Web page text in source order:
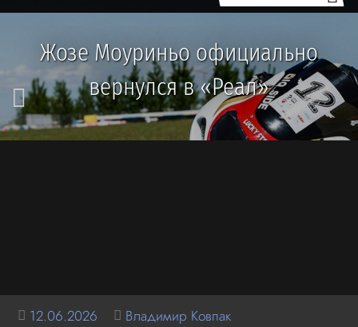
Жозе Моуриньо официально
вернулся в «Реал»
12.06.2026 Владимир Ковпак